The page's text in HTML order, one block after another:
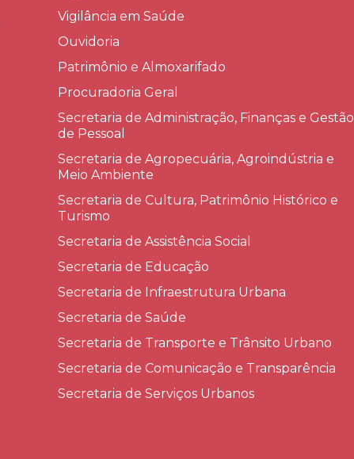
Vigilância em Saúde
Ouvidoria
Patrimônio e Almoxarifado
Procuradoria Geral
Secretaria de Administração, Finanças e Gestão
de Pessoal
Secretaria de Agropecuária, Agroindústria e
Meio Ambiente
Secretaria de Cultura, Patrimônio Histórico e
Turismo
Secretaria de Assistência Social
Secretaria de Educação
Secretaria de Infraestrutura Urbana
Secretaria de Saúde
Secretaria de Transporte e Trânsito Urbano
Secretaria de Comunicação e Transparência
Secretaria de Serviços Urbanos